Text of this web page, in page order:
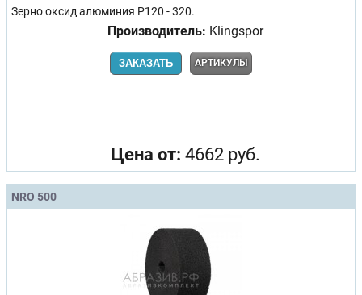
Зерно оксид алюминия P120 - 320.
Производитель: Klingspor
ЗАКАЗАТЬ АРТИКУЛЫ
Цена от: 4662 руб.
NRO 500